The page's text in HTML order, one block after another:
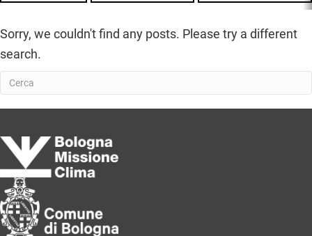
Sorry, we couldn't find any posts. Please try a different
search.